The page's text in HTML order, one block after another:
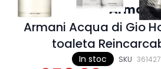
In stoc SKU
Armani
Armani Acqua di Gio
toaleta